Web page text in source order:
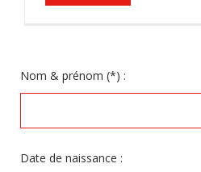
Nom & prénom (*) :
Date de naissance :